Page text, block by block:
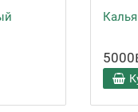
5000